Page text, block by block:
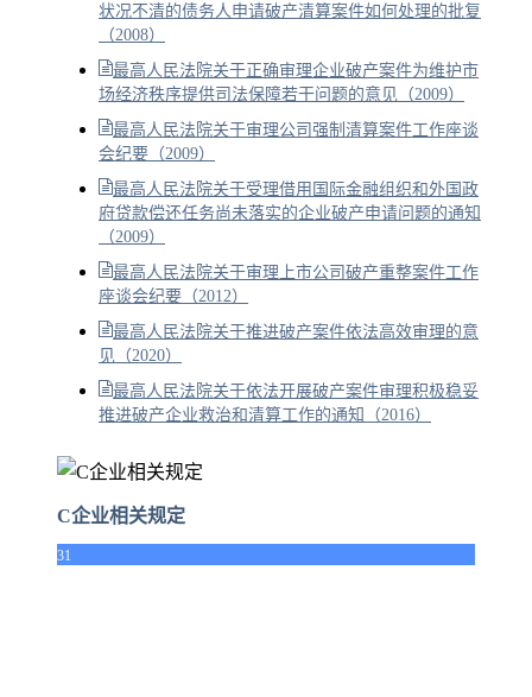
状况不清的债务人申请破产清算案件如何处理的批复
（2008）
最高人民法院关于正确审理企业破产案件为维护市
场经济秩序提供司法保障若干问题的意见（2009）
最高人民法院关于审理公司强制清算案件工作座谈
会纪要（2009）
最高人民法院关于受理借用国际金融组织和外国政
府贷款偿还任务尚未落实的企业破产申请问题的通知
（2009）
最高人民法院关于审理上市公司破产重整案件工作
座谈会纪要（2012）
最高人民法院关于推进破产案件依法高效审理的意
见（2020）
最高人民法院关于依法开展破产案件审理积极稳妥
推进破产企业救治和清算工作的通知（2016）
C企业相关规定
31